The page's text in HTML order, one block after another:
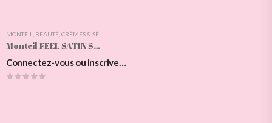
MONTEIL BEAUTÉ CRÈMES & SÉRUMS DES YEUX
Monteil FEEL SATIN Smoothing Eye Cream
Connectez-vous ou inscrivez-vous pour voir les prix